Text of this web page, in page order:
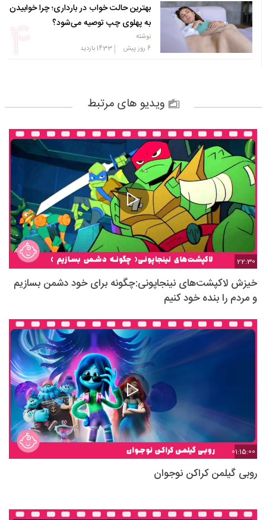
بهترین حالت خواب در بارداری؛ چرا خوابیدن
به پهلوی چپ توصیه می‌شود؟
نوشته
6 روز پیش
|
1433بازدید
ویدیو های مرتبط
22:30
خیزش لاکپشت‌های نینجاپونی:چگونه برای خود دشمن بسازیم
و مردم را بنده خود کنیم
01:15:00
روبی گیلمن کراکن نوجوان